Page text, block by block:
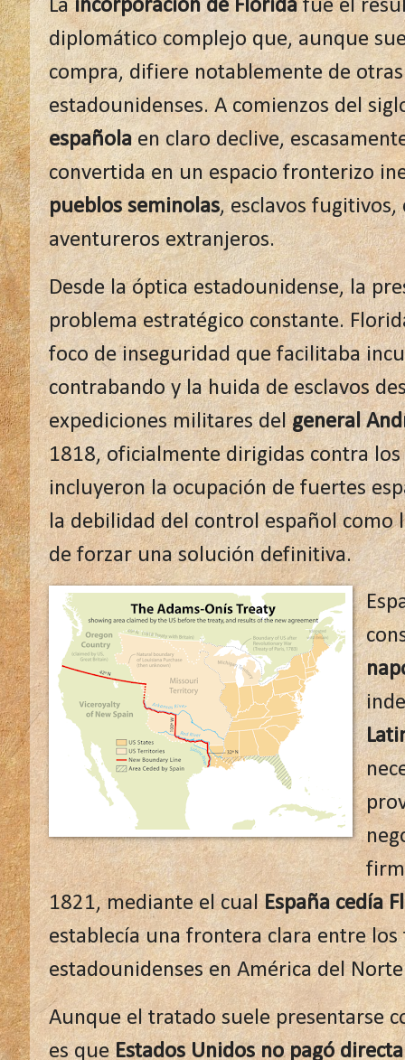
Laincorporación de Floridafue el
diplomático complejo que, aunque
compra, difiere notablemente de
estadounidenses. A comienzos del
españolaen claro declive,
convertida en un espacio fronterizo
pueblos seminolas, esclavos fugitivos,
aventureros extranjeros.
Desde la óptica estadounidense, la
problema estratégico constante.
foco de inseguridad que facilitaba
contrabando y la huida de esclavos
expediciones militares del general
1818, oficialmente dirigidas contra
incluyeron la ocupación de fuertes
la debilidad del control español como
de forzar una solución definitiva.
1821, mediante el cualEspaña cedía
establecía una frontera clara entre
estadounidenses en América del
Aunque el tratado suele presentarse
es queEstados Unidos no pagó